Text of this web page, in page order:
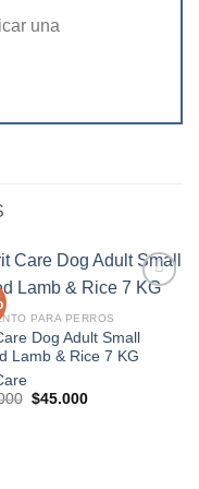
una
Agregar
a la
PARA PERROS
Dog Adult Small
Lamb & Rice 7 KG
El
$45.000El